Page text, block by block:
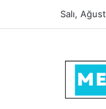
Salı,